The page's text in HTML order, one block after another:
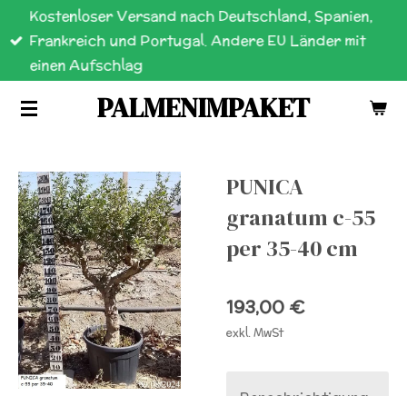
Zum
Hauptinhalt
springen
PALMENIMPAKET
Kostenloser Versand nach Deutschland, Spanien,
Frankreich und Portugal. Andere EU Länder mit
einen Aufschlag
PUNICA
granatum c-55
per 35-40 cm
193,00 €
exkl. MwSt